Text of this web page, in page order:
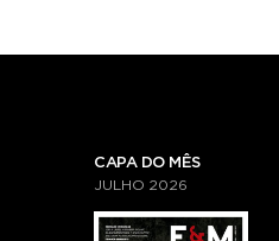
CAPA DO MÊS
JULHO 2026